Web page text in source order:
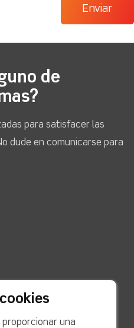
de
para satisfacer las
dude en comunicarse para
una